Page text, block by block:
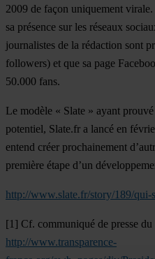
2009 de façon uniquement
sa présence sur les réseaux
journalistes de la rédaction sont
followers) et que sa page
50.000 fans.
Le modèle « Slate » ayant
potentiel, Slate.fr a lancé en
entend créer prochainement
première étape d’un
http://www.slate.fr/story/189/qui-
[1] Cf. communiqué de presse
http://www.transparence-